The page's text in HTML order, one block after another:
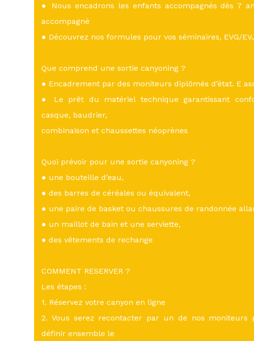
● Nous encadrons les enfants accompagnés dès 7
accompagné
● Découvrez nos formules pour vos séminaires, EVG/
Que comprend une sortie canyoning ?
● Encadrement par des moniteurs diplômés d’état. E
● Le prêt du matériel technique garantissant
casque, baudrier,
combinaison et chaussettes néoprènes
Quoi prévoir pour une sortie canyoning ?
● une bouteille d’eau,
● des barres de céréales ou équivalent,
● une paire de basket ou chaussures de randonnée
● un maillot de bain et une serviette,
● des vêtements de rechange
COMMENT RESERVER ?
Les étapes :
1. Réservez votre canyon en ligne
2. Vous serez recontacter par un de nos moniteurs
définir ensemble le